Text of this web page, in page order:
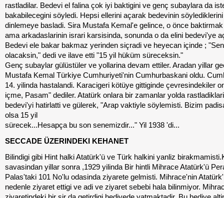
rastladilar. Bedevi el falina çok iyi baktigini ve genç subaylara da
bakabilecegini söyledi. Hepsi ellerini açarak bedevinin söylediklerini
dinlemeye basladi. Sira Mustafa Kemal'e gelince, o önce
ama arkadaslarinin israri karsisinda, sonunda o da elini bedevi'ye
Bedevi ele bakar bakmaz yerinden siçradi ve heyecan içinde ;
olacaksin," dedi ve ilave etti "15 yil hüküm süreceksin."
Genç subaylar gülüstüler ve yollarina devam ettiler. Aradan yillar
Mustafa Kemal Türkiye Cumhuriyeti'nin Cumhurbaskani oldu.
14. yilinda hastalandi. Karacigeri kötüye gittiginde çevresindekiler
içme, Pasam" dediler. Atatürk onlara bir zamanlar yolda
bedevi'yi hatirlatti ve gülerek, "Arap vaktiyle söylemisti. Bizim
olsa 15 yil
sürecek...Hesapça bu son senemizdir..." Yil 1938 'di...
SECCADE ÜZERINDEKI KEHANET
Bilindigi gibi Hint halki Atatürk'ü ve Türk halkini yanliz
savasindan yillar sonra ,1929 yilinda Bir hintli Mihrace Atatürk'ü
Palas'taki 101 No'lu odasinda ziyarete gelmisti. Mihrace'nin
nedenle ziyaret ettigi ve adi ve ziyaret sebebi hala bilinmiyor.